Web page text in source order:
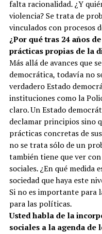
falta racionalidad. ¿Y
violencia? Se trata de
vinculados con procesos
¿Por qué tras 24 años
prácticas propias de la
Más allá de avances que
democrática, todavía no
verdadero Estado
instituciones como la
claro. Un Estado
declamar principios sino
prácticas concretas de
no se trata sólo de un
también tiene que ver
sociales. ¿En qué medida
sociedad que haya este
Si no es importante para
para las políticas.
Usted habla de la
sociales a la agenda de